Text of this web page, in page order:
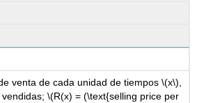
venta de cada unidad de tiempos\(x\)
vendidas;\(R(x) = (\text{selling price per